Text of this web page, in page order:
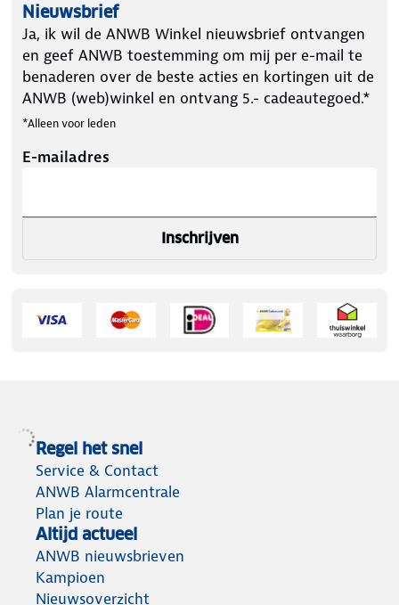
Nieuwsbrief
Ja, ik wil de ANWB Winkel nieuwsbrief ontvangen
en geef ANWB toestemming om mij per e-mail te
benaderen over de beste acties en kortingen uit de
ANWB (web)winkel en ontvang 5.- cadeautegoed.*
*Alleen voor leden
E-mailadres
Inschrijven
Regel het snel
Service & Contact
ANWB Alarmcentrale
Plan je route
Altijd actueel
ANWB nieuwsbrieven
Kampioen
Nieuwsoverzicht